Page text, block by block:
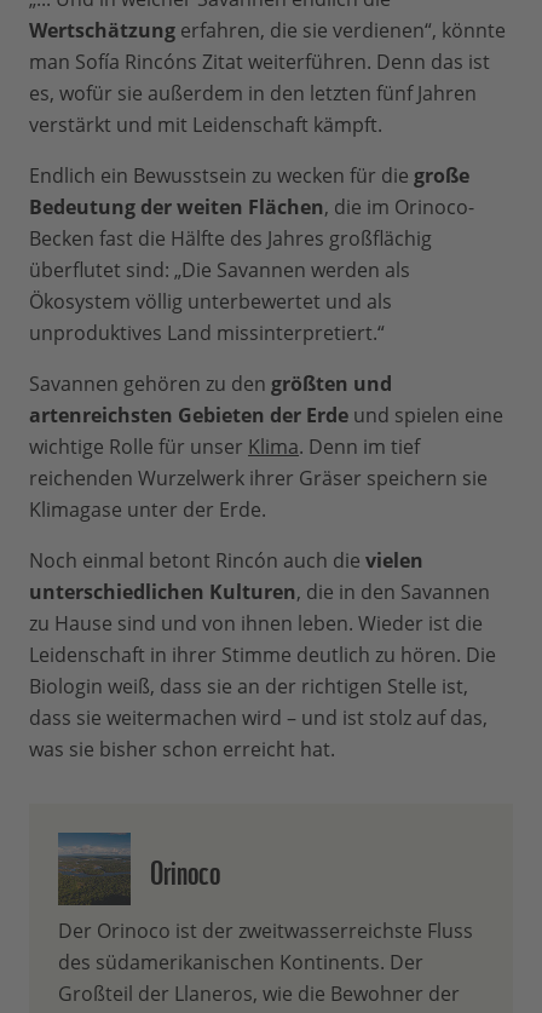
Wertschätzung erfahren, die sie verdienen“, könnte
man Sofía Rincóns Zitat weiterführen. Denn das ist
es, wofür sie außerdem in den letzten fünf Jahren
verstärkt und mit Leidenschaft kämpft.
Endlich ein Bewusstsein zu wecken für die große
Bedeutung der weiten Flächen, die im Orinoco-
Becken fast die Hälfte des Jahres großflächig
überflutet sind: „Die Savannen werden als
Ökosystem völlig unterbewertet und als
unproduktives Land missinterpretiert.“
Savannen gehören zu den größten und
artenreichsten Gebieten der Erde und spielen eine
wichtige Rolle für unser Klima. Denn im tief
reichenden Wurzelwerk ihrer Gräser speichern sie
Klimagase unter der Erde.
Noch einmal betont Rincón auch die vielen
unterschiedlichen Kulturen, die in den Savannen
zu Hause sind und von ihnen leben. Wieder ist die
Leidenschaft in ihrer Stimme deutlich zu hören. Die
Biologin weiß, dass sie an der richtigen Stelle ist,
dass sie weitermachen wird – und ist stolz auf das,
was sie bisher schon erreicht hat.
Orinoco
Der Orinoco ist der zweitwasserreichste Fluss
des südamerikanischen Kontinents. Der
Großteil der Llaneros, wie die Bewohner der